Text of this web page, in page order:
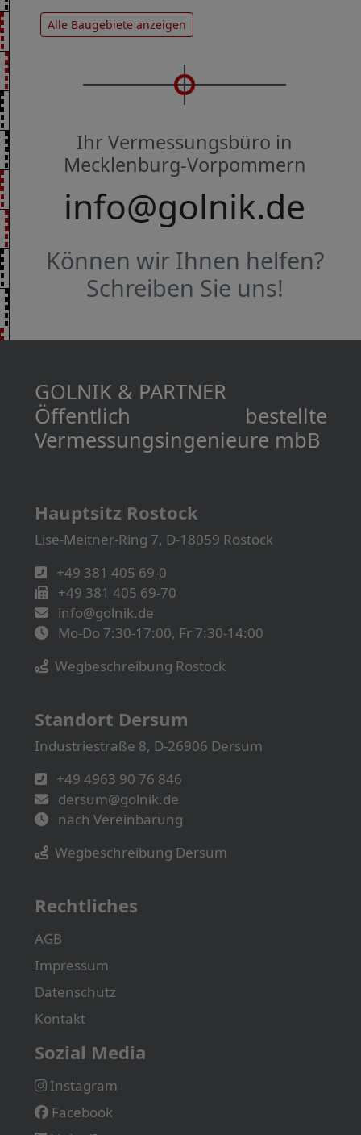
Alle Baugebiete anzeigen
Ihr Vermessungsbüro in
Mecklenburg-Vorpommern
info@golnik.de
Können wir Ihnen helfen?
Schreiben Sie uns!
GOLNIK & PARTNER
Öffentlich bestellte
Vermessungs­­ingenieure mbB
Hauptsitz Rostock
Lise-Meitner-Ring 7, D-18059 Rostock
+49 381 405 69-0
+49 381 405 69-70
info@golnik.de
Mo-Do 7:30-17:00, Fr 7:30-14:00
Wegbeschreibung Rostock
Standort Dersum
Industriestraße 8, D-26906 Dersum
+49 4963 90 76 846
dersum@golnik.de
nach Vereinbarung
Wegbeschreibung Dersum
Rechtliches
AGB
Impressum
Datenschutz
Kontakt
Sozial Media
Instagram
Facebook